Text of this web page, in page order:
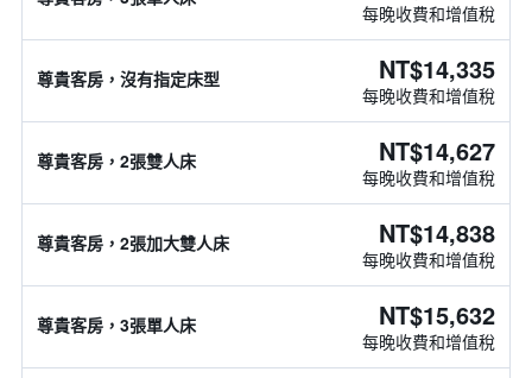
每晚收費和增值稅
尊貴客房，沒有指定床型 NT$14,335
每晚收費和增值稅
尊貴客房，2張雙人床 NT$14,627
每晚收費和增值稅
尊貴客房，2張加大雙人床 NT$14,838
每晚收費和增值稅
尊貴客房，3張單人床 NT$15,632
每晚收費和增值稅